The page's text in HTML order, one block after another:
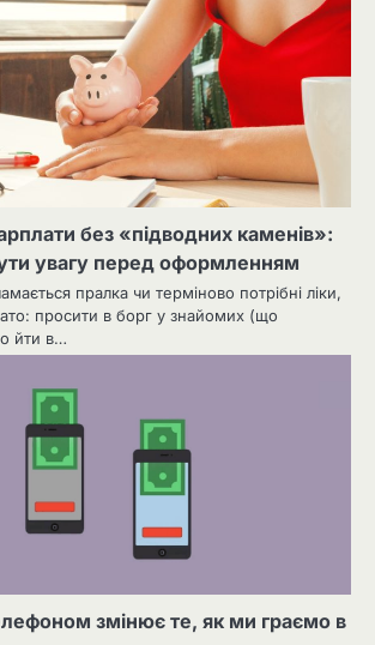
без «підводних каменів»:
увагу перед оформленням
пралка чи терміново потрібні ліки,
просити в борг у знайомих (що
йти в…
змінює те, як ми граємо в